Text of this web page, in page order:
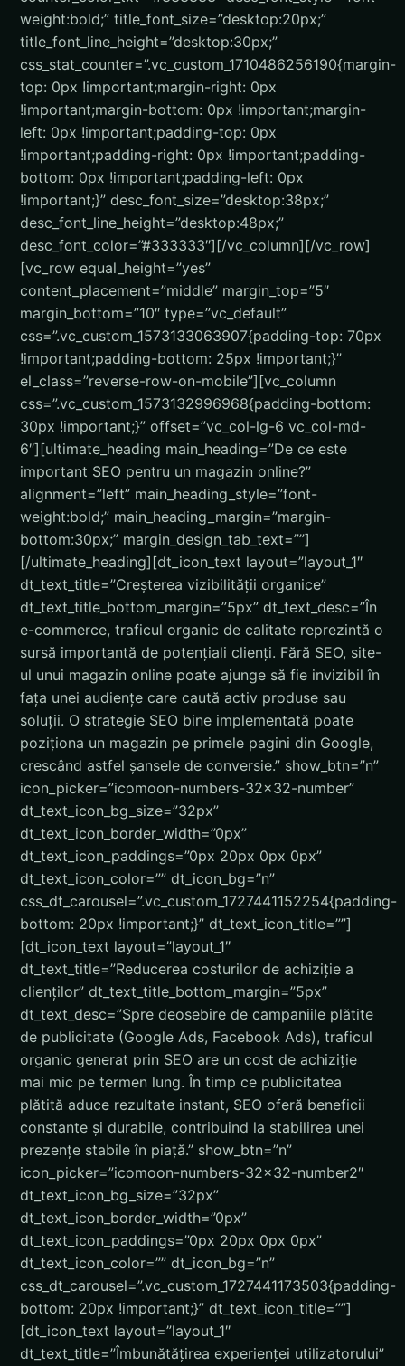
weight:bold;” title_font_size=”desktop:20px;”
title_font_line_height=”desktop:30px;”
css_stat_counter=”.vc_custom_1710486256190{margin-
top: 0px !important;margin-right: 0px
!important;margin-bottom: 0px !important;margin-
left: 0px !important;padding-top: 0px
!important;padding-right: 0px !important;padding-
bottom: 0px !important;padding-left: 0px
!important;}” desc_font_size=”desktop:38px;”
desc_font_line_height=”desktop:48px;”
desc_font_color=”#333333″][/vc_column][/vc_row]
[vc_row equal_height=”yes”
content_placement=”middle” margin_top=”5″
margin_bottom=”10″ type=”vc_default”
css=”.vc_custom_1573133063907{padding-top: 70px
!important;padding-bottom: 25px !important;}”
el_class=”reverse-row-on-mobile”][vc_column
css=”.vc_custom_1573132996968{padding-bottom:
30px !important;}” offset=”vc_col-lg-6 vc_col-md-
6″][ultimate_heading main_heading=”De ce este
important SEO pentru un magazin online?”
alignment=”left” main_heading_style=”font-
weight:bold;” main_heading_margin=”margin-
bottom:30px;” margin_design_tab_text=””]
[/ultimate_heading][dt_icon_text layout=”layout_1″
dt_text_title=”Creșterea vizibilității organice”
dt_text_title_bottom_margin=”5px” dt_text_desc=”În
e-commerce, traficul organic de calitate reprezintă o
sursă importantă de potențiali clienți. Fără SEO, site-
ul unui magazin online poate ajunge să fie invizibil în
fața unei audiențe care caută activ produse sau
soluții. O strategie SEO bine implementată poate
poziționa un magazin pe primele pagini din Google,
crescând astfel șansele de conversie.” show_btn=”n”
icon_picker=”icomoon-numbers-32×32-number”
dt_text_icon_bg_size=”32px”
dt_text_icon_border_width=”0px”
dt_text_icon_paddings=”0px 20px 0px 0px”
dt_text_icon_color=”” dt_icon_bg=”n”
css_dt_carousel=”.vc_custom_1727441152254{padding-
bottom: 20px !important;}” dt_text_icon_title=””]
[dt_icon_text layout=”layout_1″
dt_text_title=”Reducerea costurilor de achiziție a
clienților” dt_text_title_bottom_margin=”5px”
dt_text_desc=”Spre deosebire de campaniile plătite
de publicitate (Google Ads, Facebook Ads), traficul
organic generat prin SEO are un cost de achiziție
mai mic pe termen lung. În timp ce publicitatea
plătită aduce rezultate instant, SEO oferă beneficii
constante și durabile, contribuind la stabilirea unei
prezențe stabile în piață.” show_btn=”n”
icon_picker=”icomoon-numbers-32×32-number2″
dt_text_icon_bg_size=”32px”
dt_text_icon_border_width=”0px”
dt_text_icon_paddings=”0px 20px 0px 0px”
dt_text_icon_color=”” dt_icon_bg=”n”
css_dt_carousel=”.vc_custom_1727441173503{padding-
bottom: 20px !important;}” dt_text_icon_title=””]
[dt_icon_text layout=”layout_1″
dt_text_title=”Îmbunătățirea experienței utilizatorului”